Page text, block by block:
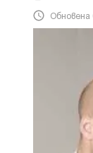
Обновена